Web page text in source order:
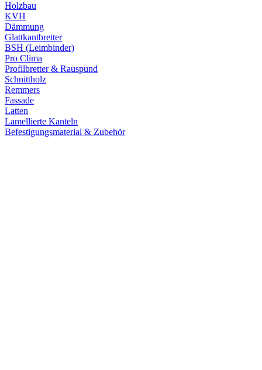
Holzbau
KVH
Dämmung
Glattkantbretter
BSH (Leimbinder)
Pro Clima
Profilbretter & Rauspund
Schnittholz
Remmers
Fassade
Latten
Lamellierte Kanteln
Befestigungsmaterial & Zubehör